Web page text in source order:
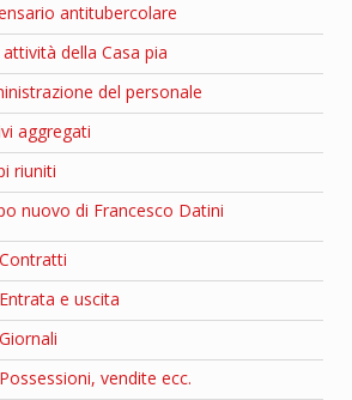
antitubercolare
della Casa pia
del personale
aggregati
riuniti
nuovo di Francesco Datini
Contratti
Entrata e uscita
Giornali
Possessioni, vendite ecc.